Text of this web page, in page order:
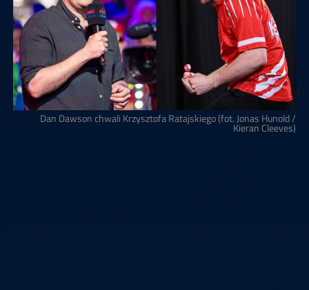
Dan Dawson chwali Krzysztofa Ratajskiego (fot. Jonas Hunold /
Kieran Cleeves)